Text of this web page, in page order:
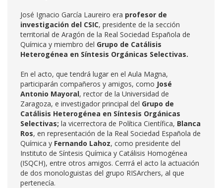
José Ignacio García Laureiro era profesor de
investigación del CSIC, presidente de la sección
territorial de Aragón de la Real Sociedad Española de
Química y miembro del Grupo de Catálisis
Heterogénea en Síntesis Orgánicas Selectivas.
En el acto, que tendrá lugar en el Aula Magna,
participarán compañeros y amigos, como José
Antonio Mayoral, rector de la Universidad de
Zaragoza, e investigador principal del Grupo de
Catálisis Heterogénea en Síntesis Orgánicas
Selectivas; la vicerrectora de Política Científica, Blanca
Ros, en representación de la Real Sociedad Española de
Química y Fernando Lahoz, como presidente del
Instituto de Síntesis Química y Catálisis Homogénea
(ISQCH), entre otros amigos. Cerrrá el acto la actuación
de dos monologuistas del grupo RISArchers, al que
pertenecía.